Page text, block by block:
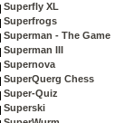
Superfly XL
Superfrogs
Superman - The Game
Superman III
Supernova
SuperQuerg Chess
Super-Quiz
Superski